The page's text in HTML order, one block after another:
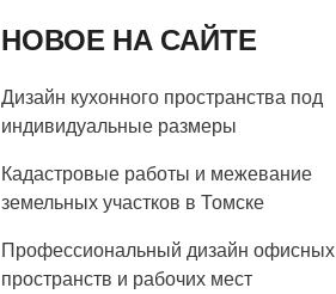
НОВОЕ НА САЙТЕ
Дизайн кухонного пространства под
индивидуальные размеры
Кадастровые работы и межевание
земельных участков в Томске
Профессиональный дизайн офисных
пространств и рабочих мест